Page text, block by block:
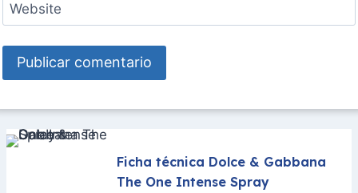
Website
Ficha técnica Dolce & Gabbana
The One Intense Spray